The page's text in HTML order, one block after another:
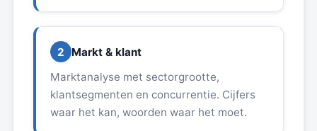
2
Markt & klant
Marktanalyse met sectorgrootte,
klantsegmenten en concurrentie. Cijfers
waar het kan, woorden waar het moet.